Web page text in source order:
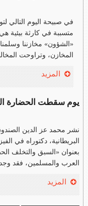
في صبيحة اليوم
متسببة في كارثة بيئية
المخازن، وتراوحت
المزيد
يوم سقطت الحضارة
البريطانية، دكتوراه في
بعنوان «السبق والتخلف
العرب والمسلمين، فقد
المزيد